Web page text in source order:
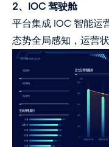
2、IOC 驾驶舱
平台集成 IOC 智能运
态势全局感知，运营